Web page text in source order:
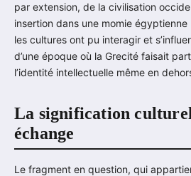
par extension, de la civilisation
insertion dans une momie
les cultures ont pu interagir et
d’une époque où la Grecité faisait
l’identité intellectuelle même en
La signification
échange
Le fragment en question, qui